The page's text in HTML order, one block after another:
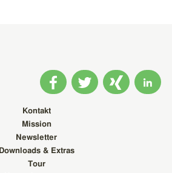
Kontakt
Mission
Newsletter
Downloads & Extras
Tour